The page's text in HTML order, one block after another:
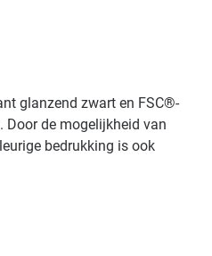
glanzend zwart en FSC®-
Door de mogelijkheid van
bedrukking is ook